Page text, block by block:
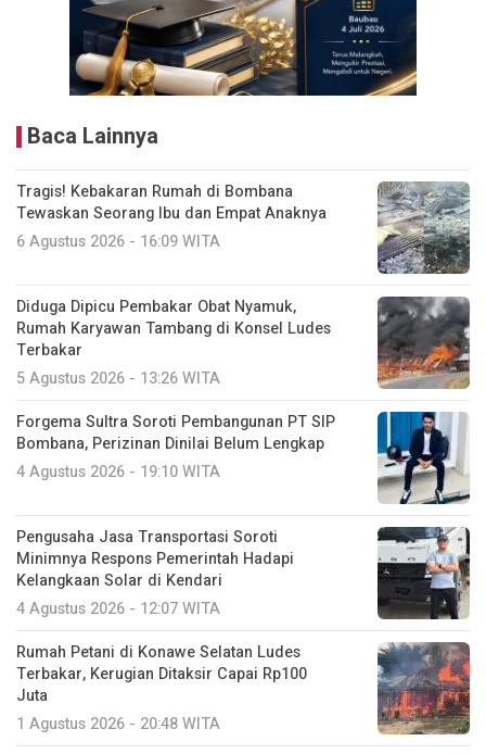
Baca Lainnya
Tragis! Kebakaran Rumah di Bombana
Tewaskan Seorang Ibu dan Empat Anaknya
6 Agustus 2026 - 16:09 WITA
Diduga Dipicu Pembakar Obat Nyamuk,
Rumah Karyawan Tambang di Konsel Ludes
Terbakar
5 Agustus 2026 - 13:26 WITA
Forgema Sultra Soroti Pembangunan PT SIP
Bombana, Perizinan Dinilai Belum Lengkap
4 Agustus 2026 - 19:10 WITA
Pengusaha Jasa Transportasi Soroti
Minimnya Respons Pemerintah Hadapi
Kelangkaan Solar di Kendari
4 Agustus 2026 - 12:07 WITA
Rumah Petani di Konawe Selatan Ludes
Terbakar, Kerugian Ditaksir Capai Rp100
Juta
1 Agustus 2026 - 20:48 WITA